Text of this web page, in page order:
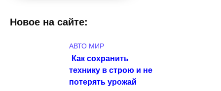
Новое на сайте:
АВТО МИР
Как сохранить
технику в строю и не
потерять урожай